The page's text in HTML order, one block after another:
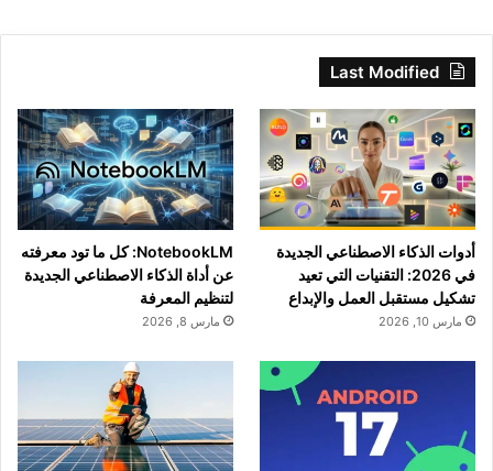
Last Modified
أدوات الذكاء الاصطناعي الجديدة
في 2026: التقنيات التي تعيد
تشكيل مستقبل العمل والإبداع
مارس 10, 2026
NotebookLM: كل ما تود معرفته
عن أداة الذكاء الاصطناعي الجديدة
لتنظيم المعرفة
مارس 8, 2026